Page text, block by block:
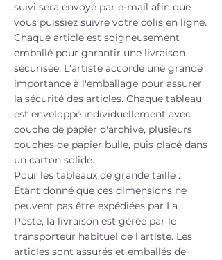
suivi sera envoyé par e-mail afin que
vous puissiez suivre votre colis en ligne.
Chaque article est soigneusement
emballé pour garantir une livraison
sécurisée. L'artiste accorde une grande
importance à l'emballage pour assurer
la sécurité des articles. Chaque tableau
est enveloppé individuellement avec
couche de papier d'archive, plusieurs
couches de papier bulle, puis placé dans
un carton solide.
Pour les tableaux de grande taille :
Étant donné que ces dimensions ne
peuvent pas être expédiées par La
Poste, la livraison est gérée par le
transporteur habituel de l'artiste. Les
articles sont assurés et emballés de